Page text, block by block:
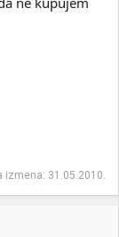
izmena: 31.05.2010.